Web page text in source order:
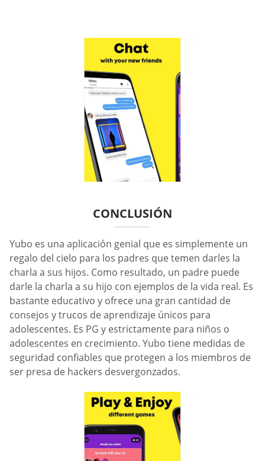
CONCLUSIÓN
Yubo es una aplicación genial que es simplemente un
regalo del cielo para los padres que temen darles la
charla a sus hijos. Como resultado, un padre puede
darle la charla a su hijo con ejemplos de la vida real. Es
bastante educativo y ofrece una gran cantidad de
consejos y trucos de aprendizaje únicos para
adolescentes. Es PG y estrictamente para niños o
adolescentes en crecimiento. Yubo tiene medidas de
seguridad confiables que protegen a los miembros de
ser presa de hackers desvergonzados.